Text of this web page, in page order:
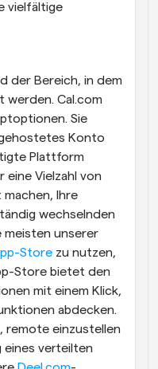
vielfältige
der Bereich, in dem
werden. Cal.com
Sie
Konto
Plattform
eine Vielzahl von
Ihre
wechselnden
meisten unserer
Store zu nutzen,
Store bietet den
mit einem Klick,
abdecken.
remote einzustellen
eines verteilten